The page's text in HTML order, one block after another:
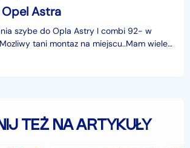
Astra
szybe do Opla Astry I combi 92- w
tani montaz na miejscu..Mam wiele
FV.
TEŻ NA ARTYKUŁY